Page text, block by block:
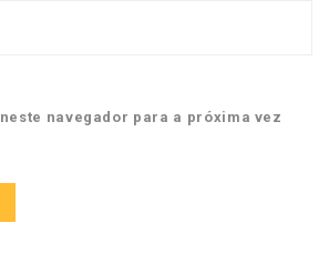
navegador para a próxima vez